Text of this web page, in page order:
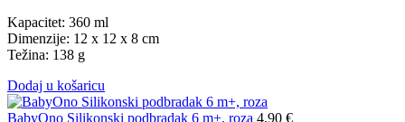
Kapacitet: 360 ml
Dimenzije: 12 x 12 x 8 cm
Težina: 138 g
Dodaj u košaricu
BabyOno Silikonski podbradak 6 m+, roza 4.90 €